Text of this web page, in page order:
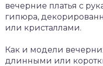
вечерние платья с
гипюра,
или кристаллами.
Как и модели
длинными или